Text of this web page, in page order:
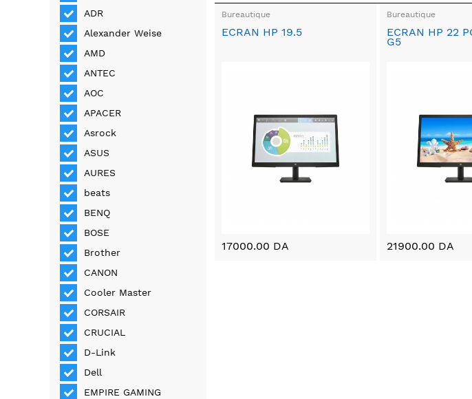
Bureautique
ECRAN HP 19.5
17000.00 DA
Bureautique
ECRAN HP 22
G5
21900.00 DA
ADR
Alexander Weise
AMD
ANTEC
AOC
APACER
Asrock
ASUS
AURES
beats
BENQ
BOSE
Brother
CANON
Cooler Master
CORSAIR
CRUCIAL
D-Link
Dell
EMPIRE GAMING